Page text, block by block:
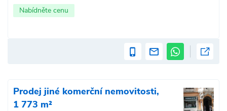
Nabídněte cenu
Prodej jiné komerční nemovitosti,
1 773 m²